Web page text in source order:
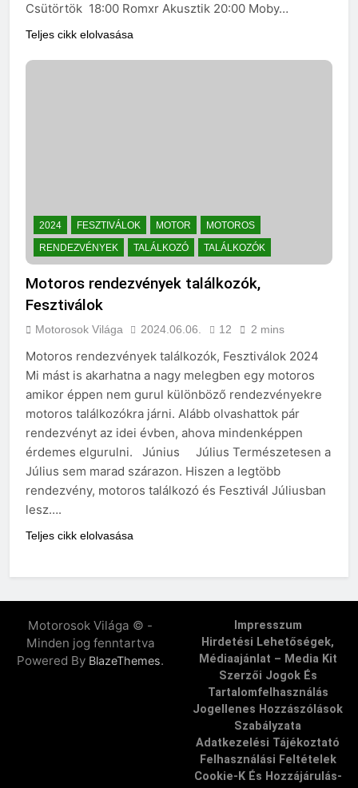
Csütörtök 18:00 Romxr Akusztik 20:00 Moby…
Teljes cikk elolvasása
2024 FESZTIVÁLOK MOTOR
MOTOROS
RENDEZVÉNYEK
TALÁLKOZÓ TALÁLKOZÓK
Motoros rendezvények találkozók,
Fesztiválok
Motorosok Világa 2024.06.06. 12 2 mins
Motoros rendezvények találkozók, Fesztiválok 2024
Mi mást is akarhatna a nagy melegben egy motoros
amikor éppen nem gurul különböző rendezvényekre
motoros találkozókra járni. Alább olvashattok pár
rendezvényt az idei évben, ahova mindenképpen
érdemes elgurulni. Június Július Természetesen a
Július sem marad szárazon. Hiszen a legtöbb
rendezvény, motoros találkozó és Fesztivál Júliusban
lesz….
Teljes cikk elolvasása
Motorosok Világa © -
Minden jog fenntartva
Powered By BlazeThemes.
Impresszum
Hirdetési Lehetőségek,
Médiaajánlat – Media Kit
Szerzői Jogok És
Tartalomfelhasználás
Jogellenes Hozzászólások
Szabályzata
Adatkezelési Tájékoztató
Felhasználási Feltételek
Cookie-K És Hozzájárulás-